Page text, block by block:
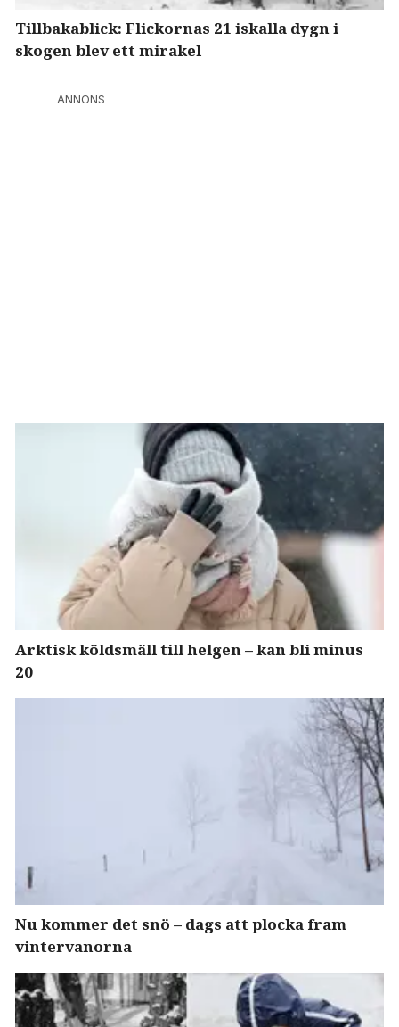
Tillbakablick: Flickornas 21 iskalla dygn i
skogen blev ett mirakel
ANNONS
Arktisk köldsmäll till helgen – kan bli minus
20
Nu kommer det snö – dags att plocka fram
vintervanorna